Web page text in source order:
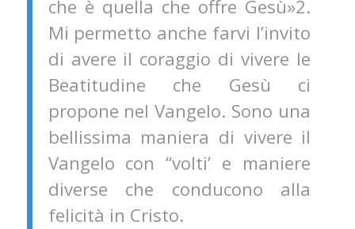
che è quella che offre Gesù»2.
Mi permetto anche farvi l’invito
di avere il coraggio di vivere le
Beatitudine che Gesù ci
propone nel Vangelo. Sono una
bellissima maniera di vivere il
Vangelo con “volti’ e maniere
diverse che conducono alla
felicità in Cristo.